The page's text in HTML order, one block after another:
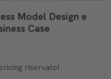
Model Design e
Case
riservato!